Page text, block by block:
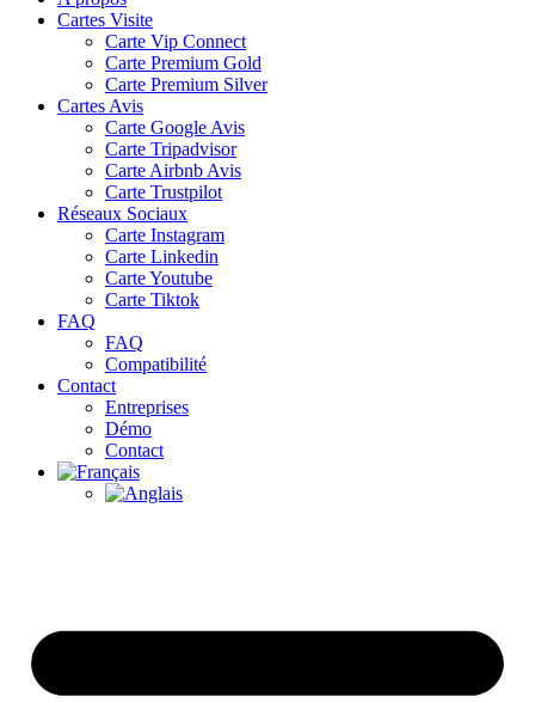
Cartes Visite
Carte Vip Connect
Carte Premium Gold
Carte Premium Silver
Cartes Avis
Carte Google Avis
Carte Tripadvisor
Carte Airbnb Avis
Carte Trustpilot
Réseaux Sociaux
Carte Instagram
Carte Linkedin
Carte Youtube
Carte Tiktok
FAQ
FAQ
Compatibilité
Contact
Entreprises
Démo
Contact